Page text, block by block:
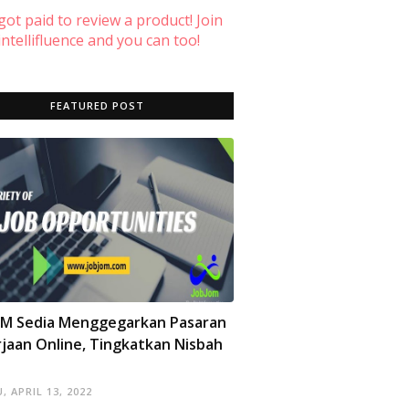
paid to review a product! Join
and you can too!
FEATURED POST
Sedia Menggegarkan Pasaran
Online, Tingkatkan Nisbah
APRIL 13, 2022